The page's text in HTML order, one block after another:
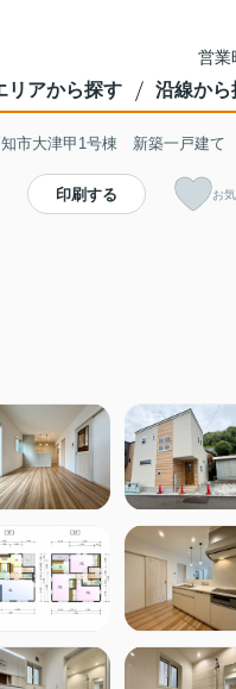
営
リアから探す 沿線から
知市大津甲1号棟 新築一戸建て
印刷する お